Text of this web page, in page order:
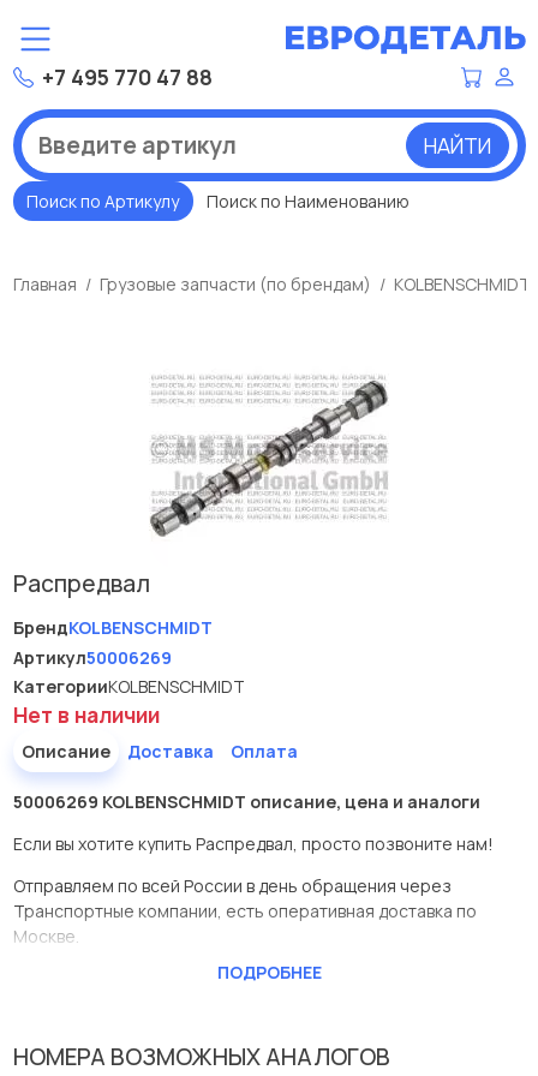
+7 495 770 47 88
НАЙТИ
Поиск по Артикулу Поиск по Наименованию
Главная Грузовые запчасти (по брендам) KOLBENSCHMIDT
Распредвал
БрендKOLBENSCHMIDT
Артикул50006269
КатегорииKOLBENSCHMIDT
Нет в наличии
Описание Доставка Оплата
50006269 KOLBENSCHMIDT описание, цена и аналоги
Если вы хотите купить Распредвал, просто позвоните нам!
Отправляем по всей России в день обращения через
Транспортные компании, есть оперативная доставка по
Москве.
Эта запчасть представлена по производителю
У данной детали есть аналоги с номерами, убедитесь сами.
ПОДРОБНЕЕ
НОМЕРА ВОЗМОЖНЫХ АНАЛОГОВ